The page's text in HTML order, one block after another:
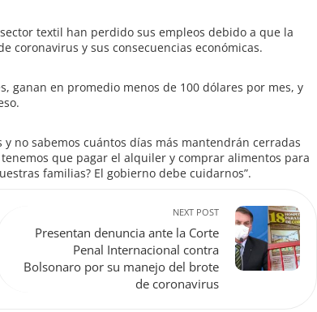
textil han perdido sus empleos debido a que la
coronavirus y sus consecuencias económicas.
ganan en promedio menos de 100 dólares por mes, y
no sabemos cuántos días más mantendrán cerradas
que pagar el alquiler y comprar alimentos para
familias? El gobierno debe cuidarnos”.
NEXT POST
Presentan denuncia ante la Corte
Penal Internacional contra
Bolsonaro por su manejo del brote
de coronavirus